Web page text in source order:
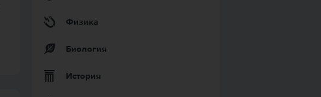
Физика
Биология
История